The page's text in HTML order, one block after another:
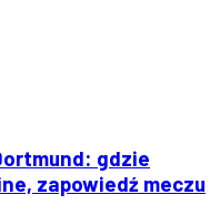
gdzie
zapowiedź meczu